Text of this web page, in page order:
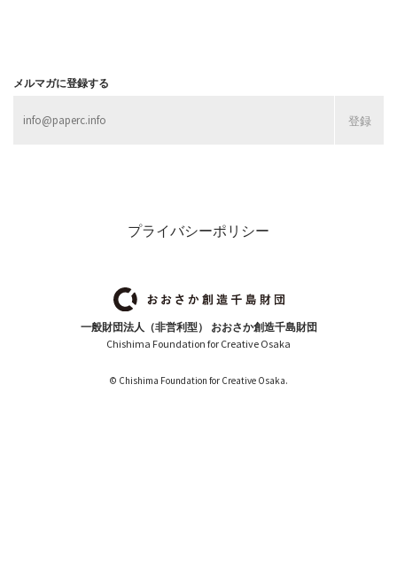
メルマガに登録する
プライバシーポリシー
一般財団法人（非営利型） おおさか創造千島財団
Chishima Foundation for Creative Osaka
© Chishima Foundation for Creative Osaka.